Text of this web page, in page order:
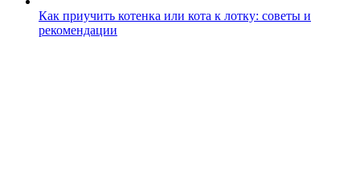
Как приучить котенка или кота к лотку: советы и
рекомендации